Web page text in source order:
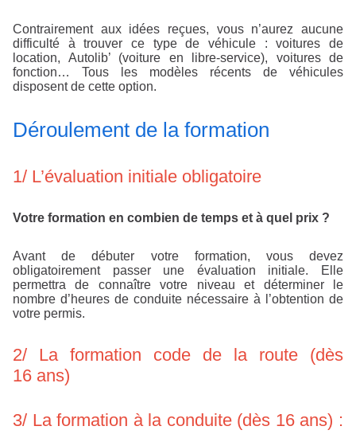
Contrairement aux idées reçues, vous n’aurez aucune
difficulté à trouver ce type de véhicule : voitures de
location, Autolib’ (voiture en libre-service), voitures de
fonction… Tous les modèles récents de véhicules
disposent de cette option.
Déroulement de la formation
1/ L’évaluation initiale obligatoire
Votre formation en combien de temps et à quel prix ?
Avant de débuter votre formation, vous devez
obligatoirement passer une évaluation initiale. Elle
permettra de connaître votre niveau et déterminer le
nombre d’heures de conduite nécessaire à l’obtention de
votre permis.
2/ La formation code de la route (dès
16 ans)
3/ La formation à la conduite (dès 16 ans) :